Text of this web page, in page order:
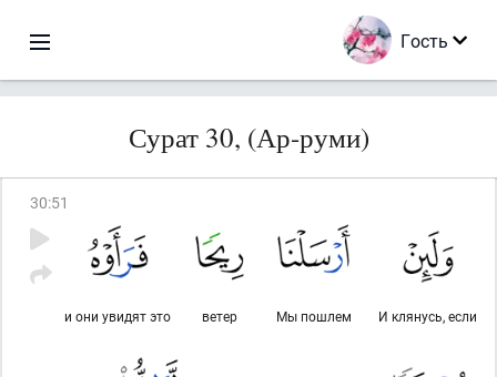
Гость
Сурат 30, (Ар-руми)
30:51
И клянусь, если
Мы пошлем
ветер
и они увидят это